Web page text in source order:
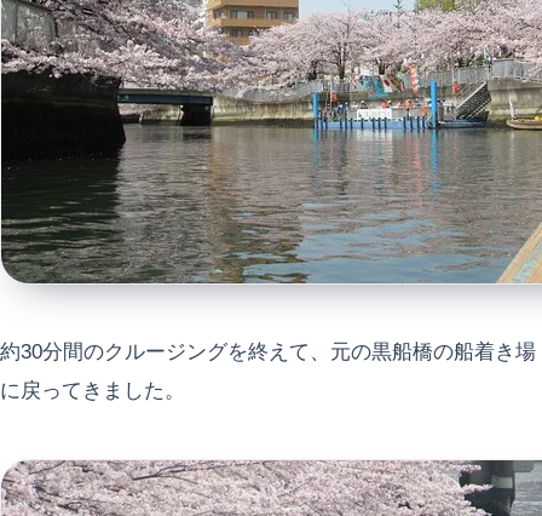
約30分間のクルージングを終えて、元の黒船橋の船着き場
に戻ってきました。